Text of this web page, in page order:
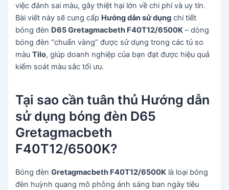
việc đánh sai màu, gây thiệt hại lớn về chi phí và uy tín.
Bài viết này sẽ cung cấp Hướng dẫn sử dụng chi tiết
bóng đèn D65 Gretagmacbeth F40T12/6500K – dòng
bóng đèn “chuẩn vàng” được sử dụng trong các tủ so
màuTilo, giúp doanh nghiệp của bạn đạt được hiệu quả
kiểm soát màu sắc tối ưu.
Tại sao cần tuân thủ Hướng dẫn
sử dụng bóng đèn D65
Gretagmacbeth
F40T12/6500K?
Bóng đènGretagmacbeth F40T12/6500K là loại bóng
đèn huỳnh quang mô phỏng ánh sáng ban ngày tiêu